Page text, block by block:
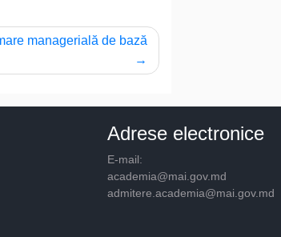
managerială de bază
Adrese electronice
E-mail:
academia@mai.gov.md
admitere.academia@mai.gov.md